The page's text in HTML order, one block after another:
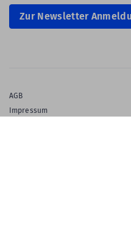
Zur Newsletter
AGB
Impressum